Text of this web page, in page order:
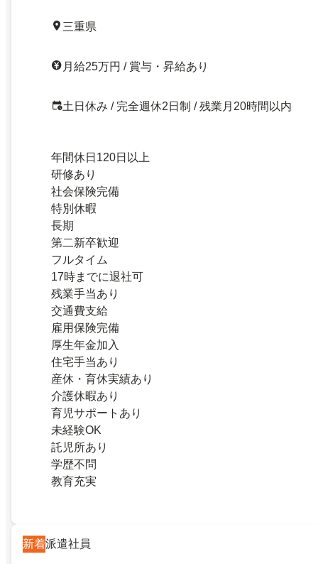
三重県
月給25万円 / 賞与・昇給あり
土日休み / 完全週休2日制 / 残業月20時間以内
年間休日120日以上
研修あり
社会保険完備
特別休暇
長期
第二新卒歓迎
フルタイム
17時までに退社可
残業手当あり
交通費支給
雇用保険完備
厚生年金加入
住宅手当あり
産休・育休実績あり
介護休暇あり
育児サポートあり
未経験OK
託児所あり
学歴不問
教育充実
新着派遣社員